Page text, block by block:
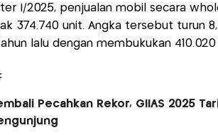
I/2025, penjualan mobil secara
374.740 unit. Angka tersebut turun
lalu dengan membukukan 410.020
Pecahkan Rekor, GIIAS 2025